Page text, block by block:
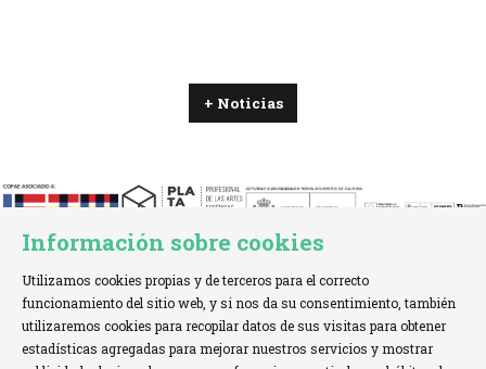
+ Noticias
TELÉFONO:+34 621 00 65 08 | info@cofae.net
Información sobre cookies
Utilizamos cookies propias y de terceros para el correcto
funcionamiento del sitio web, y si nos da su consentimiento, también
utilizaremos cookies para recopilar datos de sus visitas para obtener
estadísticas agregadas para mejorar nuestros servicios y mostrar